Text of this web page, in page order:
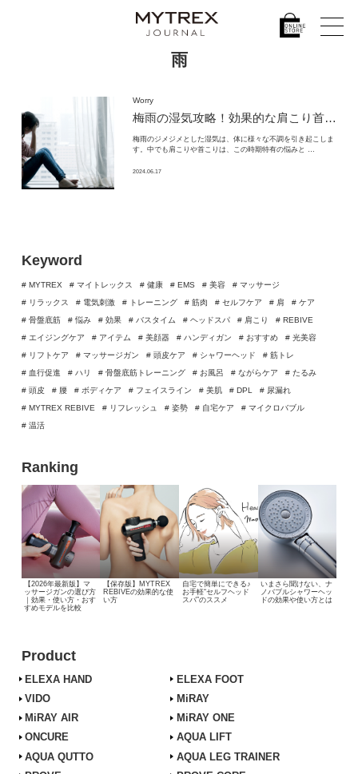
Keyword
# MYTREX # マイトレックス # 健康 # EMS # 美容
# マッサージ
# リラックス
# 電気刺激 # トレーニング # 筋肉 # セルフケア # 肩
# ケア
# 骨盤底筋
# 悩み # 効果 # バスタイム # ヘッドスパ # 肩こり
# REBIVE
# エイジングケア
# アイテム # 美顔器 # ハンディガン # おすすめ
# 光美容
# リフトケア
# マッサージガン # 頭皮ケア # シャワーヘッド
# 筋トレ
# 血行促進
# ハリ # 骨盤底筋トレーニング # お風呂 # ながらケア
# たるみ
# 頭皮
# 腰 # ボディケア # フェイスライン # 美肌 # DPL
# 尿漏れ
# MYTREX REBIVE
# リフレッシュ # 姿勢 # 自宅ケア
# マイクロバブル
# 温活
Ranking
【2026年最新版】マ
ッサージガンの選び方
｜効果・使い方・おす
すめモデルを比較
【保存版】MYTREX
REBIVEの効果的な使
い方
自宅で簡単にできる♪
お手軽“セルフヘッド
スパ”のススメ
いまさら聞けない、ナ
ノバブルシャワーヘッ
ドの効果や使い方とは
Product
ELEXA HAND
ELEXA FOOT
VIDO
MiRAY
MiRAY AIR
MiRAY ONE
ONCURE
AQUA LIFT
AQUA QUTTO
AQUA LEG TRAINER
雨
Worry
梅雨の湿気攻略！効果的な肩こり首こり解消グッズ選び方ガイド
梅雨のジメジメとした湿気は、体に様々な不調を引き起こしま
す。中でも肩こりや首こりは、この時期特有の悩みと …
2024.06.17